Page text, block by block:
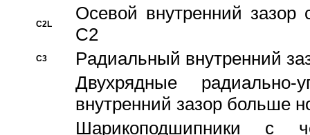
C2L
Осевой внутренний зазор
C2
C3
Pадиальный внутренний
Двухрядные радиально-
внутренний зазор больше
Шарикоподшипники с